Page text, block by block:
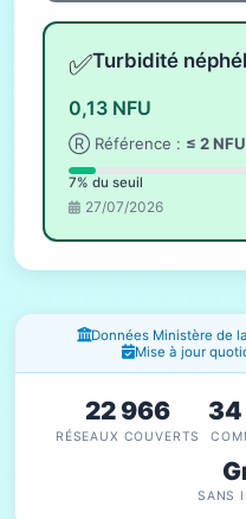
✅Turbidité
0,13 NFU
Ⓡ Référence : ≤ 2 NFU
7% du seuil
27/07/2026
FenêtresDonnées Ministère de
Mise à jour
22 966
RÉSEAUX COUVERTS
SANS